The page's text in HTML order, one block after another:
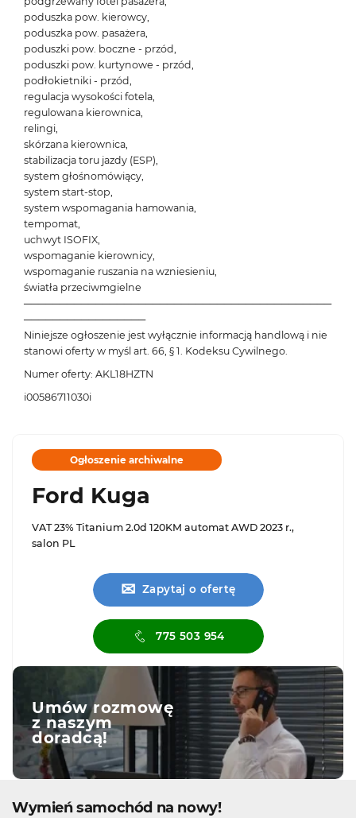
poduszka pow. kierowcy,
poduszka pow. pasażera,
poduszki pow. boczne - przód,
poduszki pow. kurtynowe - przód,
podłokietniki - przód,
regulacja wysokości fotela,
regulowana kierownica,
relingi,
skórzana kierownica,
stabilizacja toru jazdy (ESP),
system głośnomówiący,
system start-stop,
system wspomagania hamowania,
tempomat,
uchwyt ISOFIX,
wspomaganie kierownicy,
wspomaganie ruszania na wzniesieniu,
światła przeciwmgielne
───────────────────────────────────────────
─────────────────
Niniejsze ogłoszenie jest wyłącznie informacją handlową i nie
stanowi oferty w myśl art. 66, § 1. Kodeksu Cywilnego.
Numer oferty: AKL18HZTN
i00586711030i
Ogłoszenie archiwalne
Ford Kuga
VAT 23% Titanium 2.0d 120KM automat AWD 2023 r.,
salon PL
✉ Zapytaj o ofertę
775 503 954
Umów rozmowę
z naszym
doradcą!
Wymień samochód na nowy!